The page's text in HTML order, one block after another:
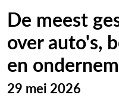
De meest
over auto's,
en
29 mei 2026